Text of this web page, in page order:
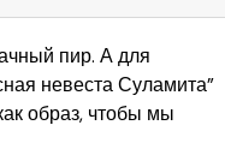
пир. А для
невеста Суламита”
образ, чтобы мы